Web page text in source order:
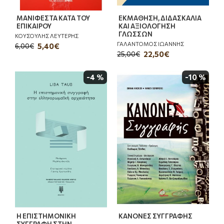
ΜΑΝΙΦΕΣΤΑ ΚΑΤΑ ΤΟΥ
ΕΠΙΚΑΙΡΟΥ
ΚΟΥΣΟΥΛΗΣ ΛΕΥΤΕΡΗΣ
5,40€
6,00€
ΕΚΜΑΘΗΣΗ, ΔΙΔΑΣΚΑΛΙΑ
ΚΑΙ ΑΞΙΟΛΟΓΗΣΗ
ΓΛΩΣΣΩΝ
ΓΑΛΑΝΤΟΜΟΣ ΙΩΑΝΝΗΣ
22,50€
25,00€
-4 %
Η ΕΠΙΣΤΗΜΟΝΙΚΗ
-10 %
ΚΑΝΟΝΕΣ ΣΥΓΓΡΑΦΗΣ